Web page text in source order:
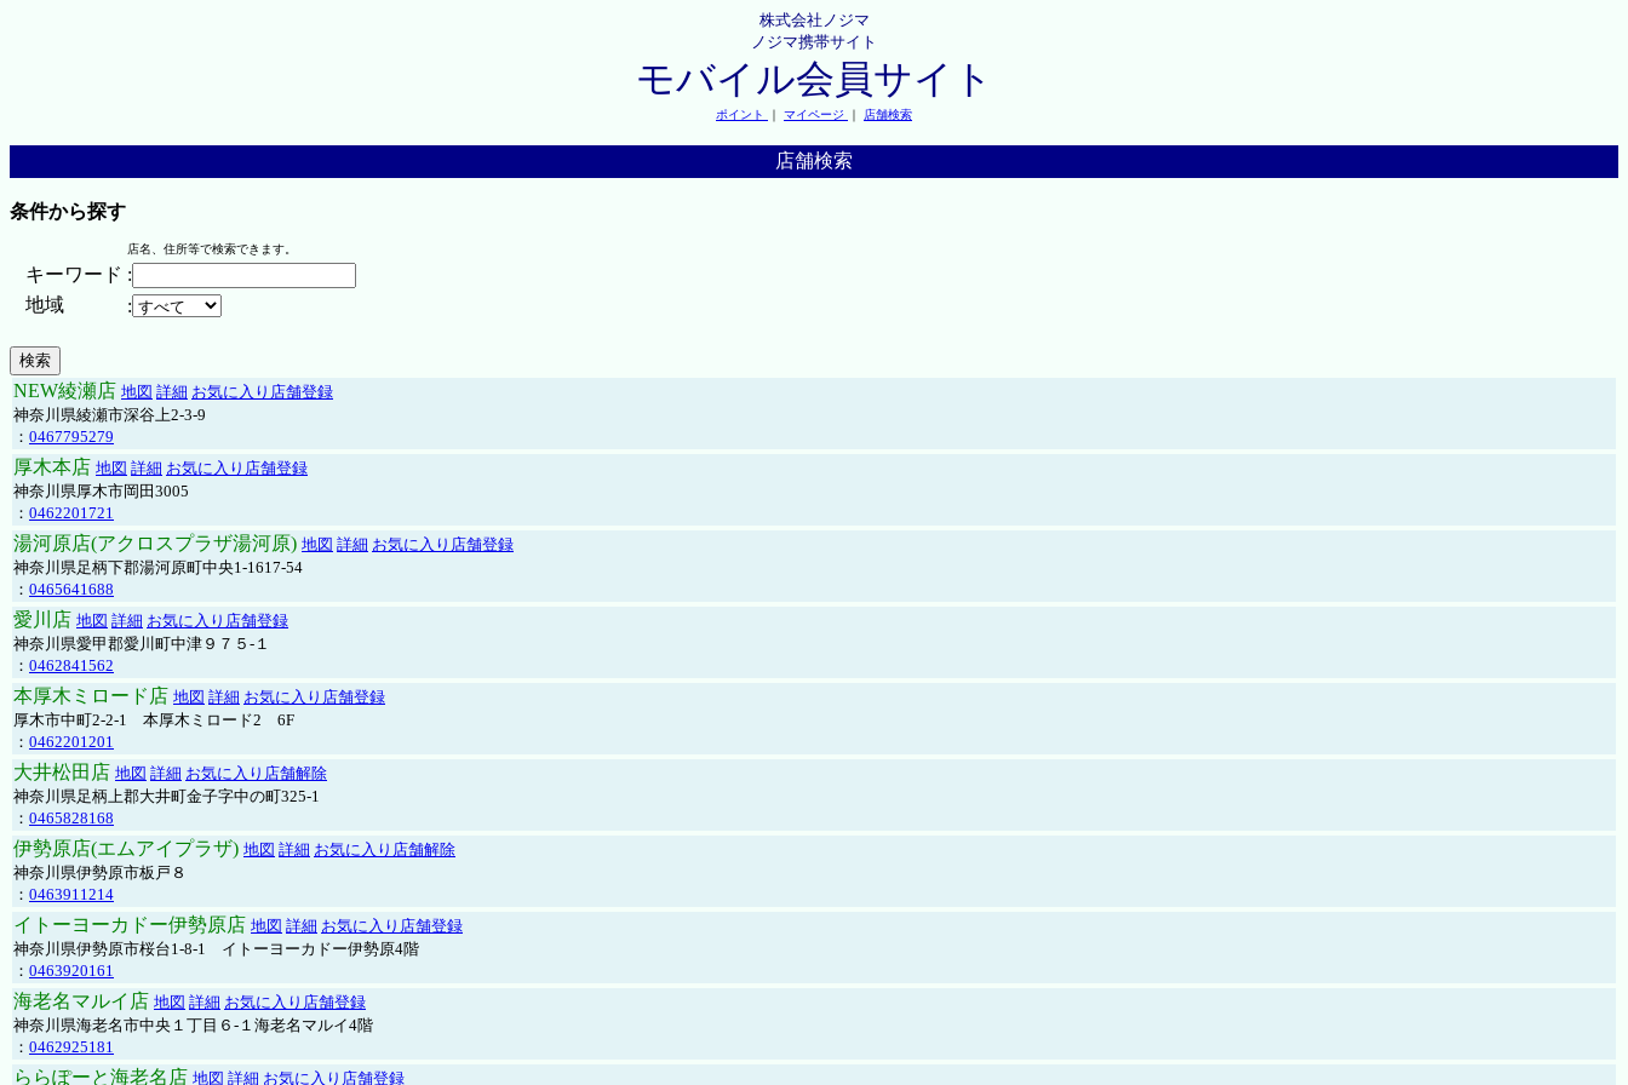
株式会社ノジマ
ノジマ携帯サイト
モバイル会員サイト
ポイント ｜ マイページ ｜ 店舗検索
店舗検索
条件から探す
店名、住所等で検索できます。
キーワード :
地域
:
NEW綾瀬店 地図 詳細 お気に入り店舗登録
神奈川県綾瀬市深谷上2-3-9
： 0467795279
厚木本店 地図 詳細 お気に入り店舗登録
神奈川県厚木市岡田3005
： 0462201721
湯河原店(アクロスプラザ湯河原) 地図 詳細 お気に入り店舗登録
神奈川県足柄下郡湯河原町中央1-1617-54
： 0465641688
愛川店 地図 詳細 お気に入り店舗登録
神奈川県愛甲郡愛川町中津９７５-１
： 0462841562
本厚木ミロード店 地図 詳細 お気に入り店舗登録
厚木市中町2-2-1 本厚木ミロード2 6F
： 0462201201
大井松田店 地図 詳細 お気に入り店舗解除
神奈川県足柄上郡大井町金子字中の町325-1
： 0465828168
伊勢原店(エムアイプラザ) 地図 詳細 お気に入り店舗解除
神奈川県伊勢原市板戸８
： 0463911214
イトーヨーカドー伊勢原店 地図 詳細 お気に入り店舗登録
神奈川県伊勢原市桜台1-8-1 イトーヨーカドー伊勢原4階
： 0463920161
海老名マルイ店 地図 詳細 お気に入り店舗登録
神奈川県海老名市中央１丁目６-１海老名マルイ4階
： 0462925181
ららぽーと海老名店 地図 詳細 お気に入り店舗登録